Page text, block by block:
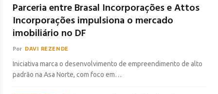
Parceria entre Brasal Incorporações e Attos
Incorporações impulsiona o mercado
imobiliário no DF
Por DAVI REZENDE
Iniciativa marca o desenvolvimento de empreendimento de alto
padrão na Asa Norte, com foco em…